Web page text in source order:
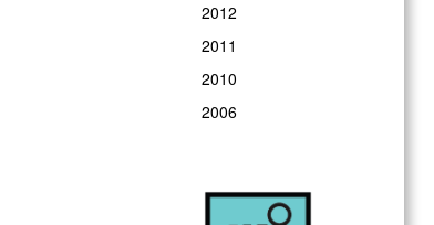
2012
2011
2010
2006